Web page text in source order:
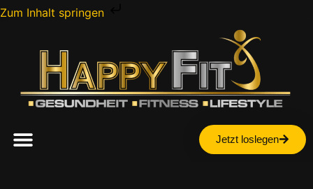
Zum Inhalt springen
Jetzt loslegen